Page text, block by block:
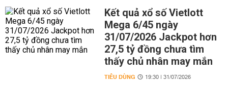
Kết quả xổ số Vietlott
Mega 6/45 ngày
31/07/2026 Jackpot hơn
27,5 tỷ đồng chưa tìm
thấy chủ nhân may mắn
TIÊU DÙNG 19:30 | 31/07/2026